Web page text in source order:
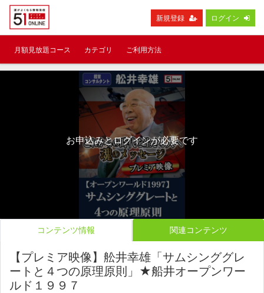
新規登録 ログイン
月額見放題コース カテゴリ ご利用方法
お申込みとログインが必要です
コンテンツ情報 関連コンテンツ
【プレミア映像】舩井幸雄「サムシンググレ
ートと４つの原理原則」★船井オープンワー
ルド１９９７